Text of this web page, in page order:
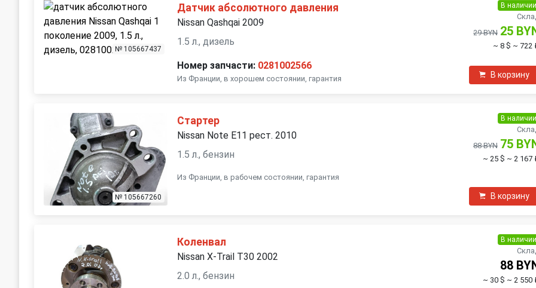
№ 105667437
Датчик абсолютного давления
Nissan Qashqai 2009
1.5 л., дизель
Номер запчасти: 0281002566
Из Франции, в хорошем состоянии, гарантия
В наличии
29 BYN 25
~ 8 $ ~ 722
В корзину
№ 105667260
Стартер
Nissan Note E11 рест. 2010
1.5 л., бензин
Из Франции, в рабочем состоянии, гарантия
В наличии
88 BYN 75
~ 25 $ ~ 2 167
В корзину
Коленвал
Nissan X-Trail T30 2002
2.0 л., бензин
В наличии
88
~ 30 $ ~ 2 550